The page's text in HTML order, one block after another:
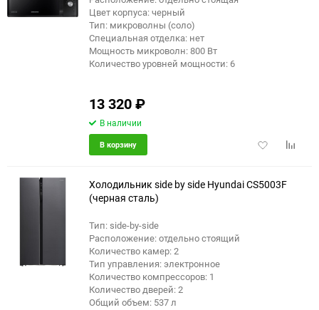
еще 9 фото
Цвет корпуса: черный
Тип: микроволны (соло)
Специальная отделка: нет
Мощность микроволн: 800 Вт
Количество уровней мощности: 6
13 320₽
В наличии
Добавить
В корзину
Холодильник side by side Hyundai CS5003F
(черная сталь)
Тип: side-by-side
Расположение: отдельно стоящий
Количество камер: 2
Тип управления: электронное
Количество компрессоров: 1
Количество дверей: 2
Общий объем: 537 л